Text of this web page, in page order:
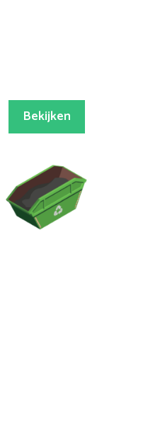
Bekijken